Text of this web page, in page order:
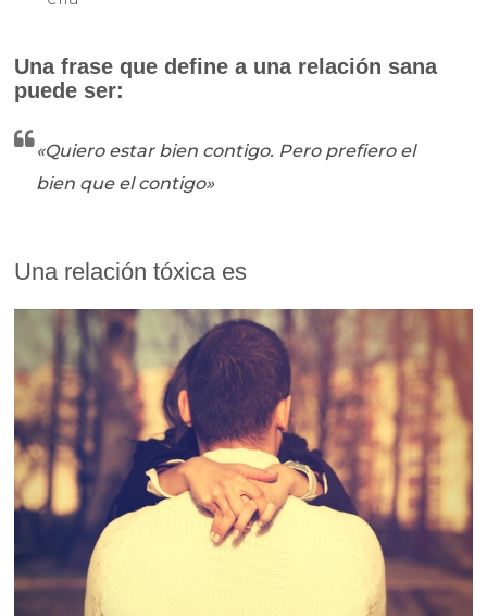
Una frase que define a una relación sana
puede ser:
«Quiero estar bien contigo. Pero prefiero el
bien que el contigo»
Una relación tóxica es